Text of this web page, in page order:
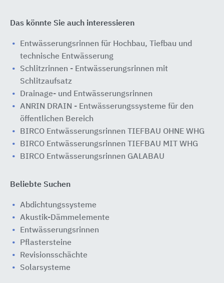
Das könnte Sie auch interessieren
Entwässerungsrinnen für Hochbau, Tiefbau und
technische Entwässerung
Schlitzrinnen - Entwässerungsrinnen mit
Schlitzaufsatz
Drainage- und Entwässerungsrinnen
ANRIN DRAIN - Entwässerungssysteme für den
öffentlichen Bereich
BIRCO Entwässerungsrinnen TIEFBAU OHNE WHG
BIRCO Entwässerungsrinnen TIEFBAU MIT WHG
BIRCO Entwässerungsrinnen GALABAU
Beliebte Suchen
Abdichtungssysteme
Akustik-Dämmelemente
Entwässerungsrinnen
Pflastersteine
Revisionsschächte
Solarsysteme